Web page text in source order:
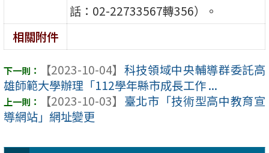
話：02-22733567轉356）。
相關附件
【2023-10-04】 科技領域中央輔導群委託高
雄師範大學辦理「112學年縣市成長工作 ...
【2023-10-03】 臺北市「技術型高中教育宣
導網站」網址變更